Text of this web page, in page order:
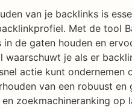
van je backlinks is
Met de tool
in de gaten houden en
waarschuwt je als er
actie kunt ondernemen
van een robuust
zoekmachineranking op